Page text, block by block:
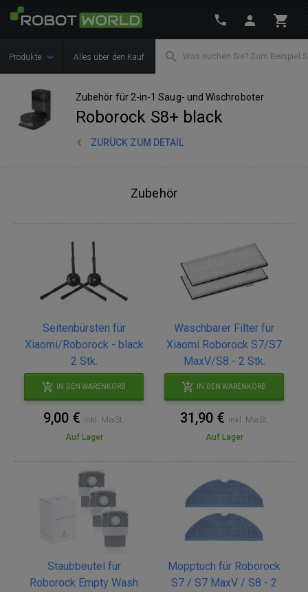
Produkte Alles über den Kauf
Zubehör für 2-in-1 Saug- und Wischroboter
Roborock S8+ black
ZURÜCK ZUM DETAIL
Zubehör
Seitenbürsten für
Xiaomi/Roborock - black
2 Stk.
IN DEN WARENKORB
9,00 € inkl. MwSt.
Auf Lager
Waschbarer Filter für
Xiaomi Roborock S7/S7
MaxV/S8 - 2 Stk.
IN DEN WARENKORB
31,90 € inkl. MwSt.
Auf Lager
Staubbeutel für
Roborock Empty Wash
Mopptuch für Roborock
S7 / S7 MaxV / S8 - 2